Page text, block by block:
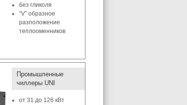
без гликоля
“V” образное
разположение
теплооменников
Промышленные
чиллеры UNI
от 31 до 126 кВт